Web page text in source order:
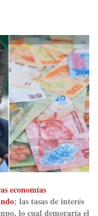
economías
; las tasas de interés
lo cual demoraría el